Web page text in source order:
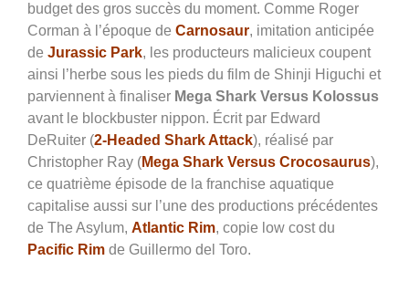
budget des gros succès du moment. Comme Roger
Corman à l’époque de Carnosaur, imitation anticipée
de Jurassic Park, les producteurs malicieux coupent
ainsi l’herbe sous les pieds du film de Shinji Higuchi et
parviennent à finaliser Mega Shark Versus Kolossus
avant le blockbuster nippon. Écrit par Edward
DeRuiter (2-Headed Shark Attack), réalisé par
Christopher Ray (Mega Shark Versus Crocosaurus),
ce quatrième épisode de la franchise aquatique
capitalise aussi sur l’une des productions précédentes
de The Asylum, Atlantic Rim, copie low cost du
Pacific Rim de Guillermo del Toro.